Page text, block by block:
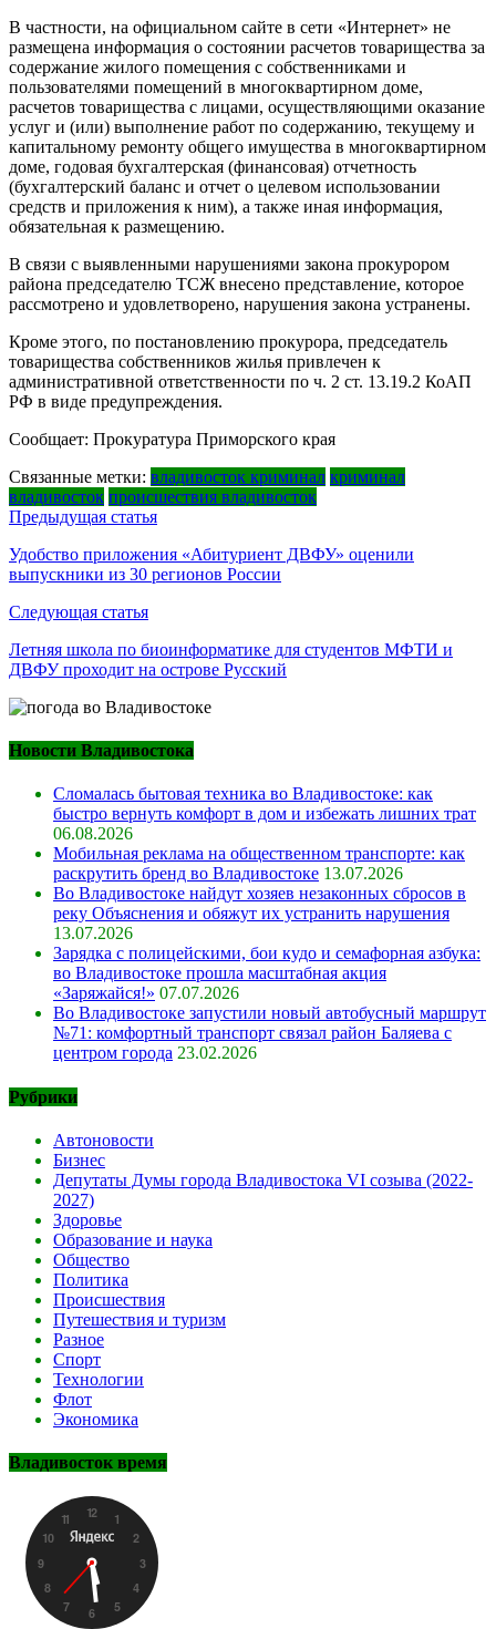
В частности, на официальном сайте в сети «Интернет» не
размещена информация о состоянии расчетов товарищества за
содержание жилого помещения с собственниками и
пользователями помещений в многоквартирном доме,
расчетов товарищества с лицами, осуществляющими оказание
услуг и (или) выполнение работ по содержанию, текущему и
капитальному ремонту общего имущества в многоквартирном
доме, годовая бухгалтерская (финансовая) отчетность
(бухгалтерский баланс и отчет о целевом использовании
средств и приложения к ним), а также иная информация,
обязательная к размещению.
В связи с выявленными нарушениями закона прокурором
района председателю ТСЖ внесено представление, которое
рассмотрено и удовлетворено, нарушения закона устранены.
Кроме этого, по постановлению прокурора, председатель
товарищества собственников жилья привлечен к
административной ответственности по ч. 2 ст. 13.19.2 КоАП
РФ в виде предупреждения.
Сообщает: Прокуратура Приморского края
Связанные метки: владивосток криминал криминал
владивосток происшествия владивосток
Навигация
по
записям
Предыдущая статья
Удобство приложения «Абитуриент ДВФУ» оценили
выпускники из 30 регионов России
Следующая статья
Летняя школа по биоинформатике для студентов МФТИ и
ДВФУ проходит на острове Русский
Новости Владивостока
Сломалась бытовая техника во Владивостоке: как
быстро вернуть комфорт в дом и избежать лишних трат
06.08.2026
Мобильная реклама на общественном транспорте: как
раскрутить бренд во Владивостоке 13.07.2026
Во Владивостоке найдут хозяев незаконных сбросов в
реку Объяснения и обяжут их устранить нарушения
13.07.2026
Зарядка с полицейскими, бои кудо и семафорная азбука:
во Владивостоке прошла масштабная акция
«Заряжайся!» 07.07.2026
Во Владивостоке запустили новый автобусный маршрут
№71: комфортный транспорт связал район Баляева с
центром города 23.02.2026
Рубрики
Автоновости
Бизнес
Депутаты Думы города Владивостока VI созыва (2022-
2027)
Здоровье
Образование и наука
Общество
Политика
Происшествия
Путешествия и туризм
Разное
Спорт
Технологии
Флот
Экономика
Владивосток время